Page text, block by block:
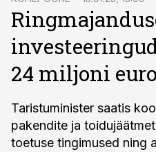
24 miljoni
Taristuminister saatis
pakendite ja
toetuse tingimused ning